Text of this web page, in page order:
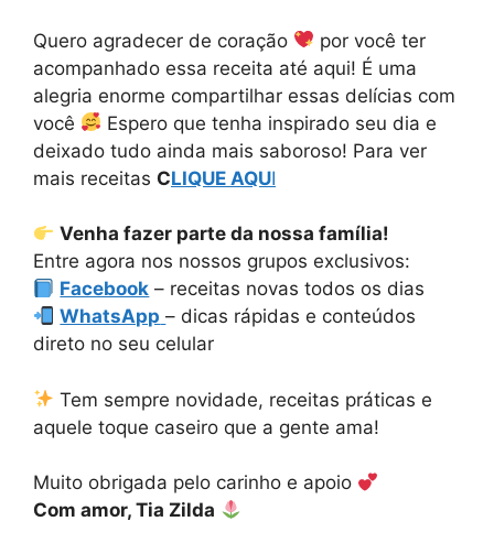
Quero agradecer de coração
por você ter
acompanhado essa receita até aqui! É uma
alegria enorme compartilhar essas delícias com
você
Espero que tenha inspirado seu dia e
deixado tudo ainda mais saboroso! Para ver
mais receitas CLIQUE AQUI
Venha fazer parte da nossa família!
Entre agora nos nossos grupos exclusivos:
Facebook – receitas novas todos os dias
WhatsApp – dicas rápidas e conteúdos
direto no seu celular
Tem sempre novidade, receitas práticas e
aquele toque caseiro que a gente ama!
Muito obrigada pelo carinho e apoio
Com amor, Tia Zilda